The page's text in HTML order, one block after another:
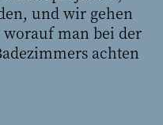
und wir gehen
worauf man bei der
achten